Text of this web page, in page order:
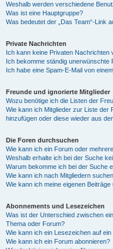
Weshalb werden verschiedene
Was ist eine Hauptgruppe?
Was bedeutet der „Das Team“-Link
Private Nachrichten
Ich kann keine Privaten Nachrichten
Ich bekomme ständig unerwünschte
Ich habe eine Spam-E-Mail von
Freunde und ignorierte Mitglieder
Wozu benötige ich die Listen der
Wie kann ich Mitglieder zur Liste der
hinzufügen oder diese wieder aus
Die Foren durchsuchen
Wie kann ich ein Forum oder
Weshalb erhalte ich bei der Suche
Warum bekomme ich bei der Suche
Wie kann ich nach Mitgliedern
Wie kann ich meine eigenen
Abonnements und Lesezeichen
Was ist der Unterschied zwischen
Thema oder Forum?
Wie kann ich ein Lesezeichen auf
Wie kann ich ein Forum abonnieren?